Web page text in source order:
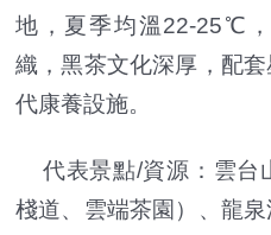
地，夏季均溫22-25℃
織，黑茶文化深厚，配
代康養設施。
代表景點/資源：雲台
棧道、雲端茶園）、龍